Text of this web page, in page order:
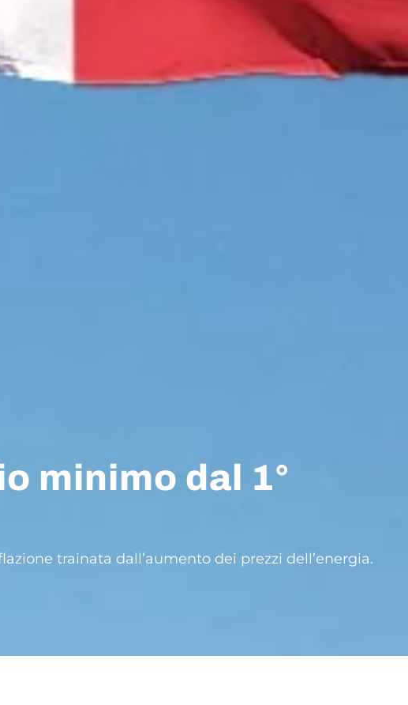
minimo dal 1°
trainata dall’aumento dei prezzi dell’energia.